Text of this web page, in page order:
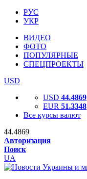
РУС
УКР
ВИДЕО
ФОТО
ПОПУЛЯРНЫЕ
СПЕЦПРОЕКТЫ
USD
USD 44.4869
EUR 51.3348
Все курсы валют
44.4869
Авторизация
Поиск
UA